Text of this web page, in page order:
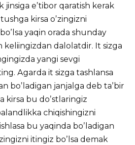
jinsiga eʼtibor qaratish kerak
kirsa oʼzingizni
yaqin orada shunday
keliingizdan dalolatdir. It sizga
yangi sevgi
Аgarda it sizga tashlansa
boʼladigan janjalga deb taʼbir
kirsa bu doʼstlaringiz
chiqishingizni
bu yaqinda boʼladigan
itingiz boʼlsa demak